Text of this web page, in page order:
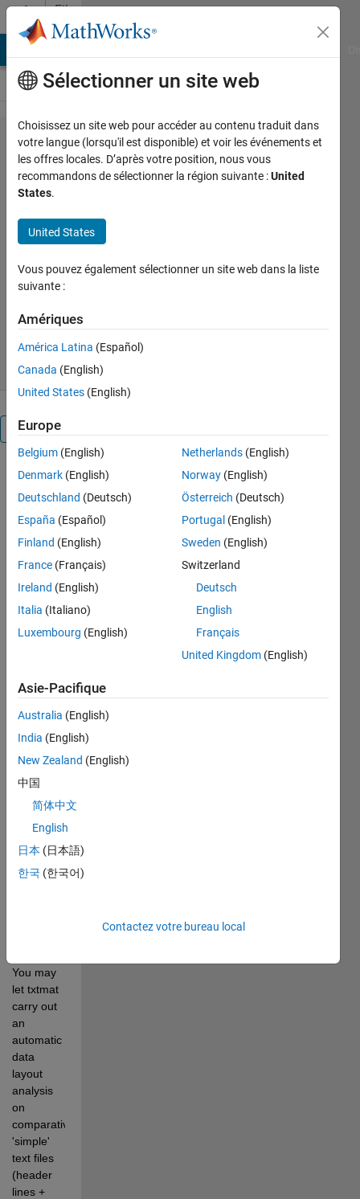
Passer au contenu
File
Exchange
txt2mat
fast and versatile ascii data
import capable of handling
Andres
16,6K téléchargements
4,90/5 (49) 25 oct. 2021
Présentation
As
txt2mat
is a
wrapper
for sscanf,
converts
ascii files
containing
allowing
for header
When
encountering
rows with
numbers
of data
elements,
line-by-
You may
let txtmat
carry out
an
automatic
data
layout
analysis
on
comparatively
'simple'
text files
(header
lines +
Sélectionner un site web
Choisissez un site web pour accéder au contenu traduit dans
votre langue (lorsqu'il est disponible) et voir les événements et
les offres locales. D’après votre position, nous vous
recommandons de sélectionner la région suivante :United
States.
United States
Vous pouvez également sélectionner un site web dans la liste
suivante :
Amériques
América Latina (Español)
Canada (English)
United States (English)
Europe
Belgium (English)
Denmark (English)
Deutschland (Deutsch)
España (Español)
Finland (English)
France (Français)
Ireland (English)
Italia (Italiano)
Luxembourg (English)
Netherlands (English)
Norway (English)
Österreich (Deutsch)
Portugal (English)
Sweden (English)
Switzerland
Deutsch
English
Français
United Kingdom (English)
Asie-Pacifique
Australia (English)
India (English)
New Zealand (English)
中国
简体中文
English
日本 (日本語)
한국 (한국어)
Contactez votre bureau local